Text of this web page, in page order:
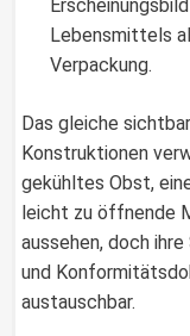
Lebensmittels
Verpackung.
Das gleiche
Konstruktionen
gekühltes Obst,
leicht zu öffnende
aussehen, doch
und
austauschbar.